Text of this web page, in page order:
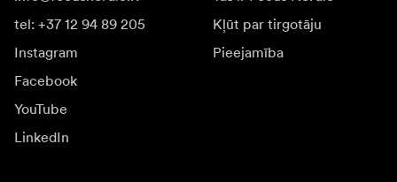
tel: +37 12 94 89 205
Instagram
Facebook
YouTube
LinkedIn
Kļūt par tirgotāju
Pieejamība